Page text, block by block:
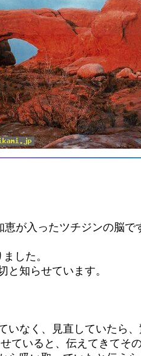
が入ったツチジンの脳で
した。
知らせています。
なく、見直していたら、
ていると、伝えてきてそ